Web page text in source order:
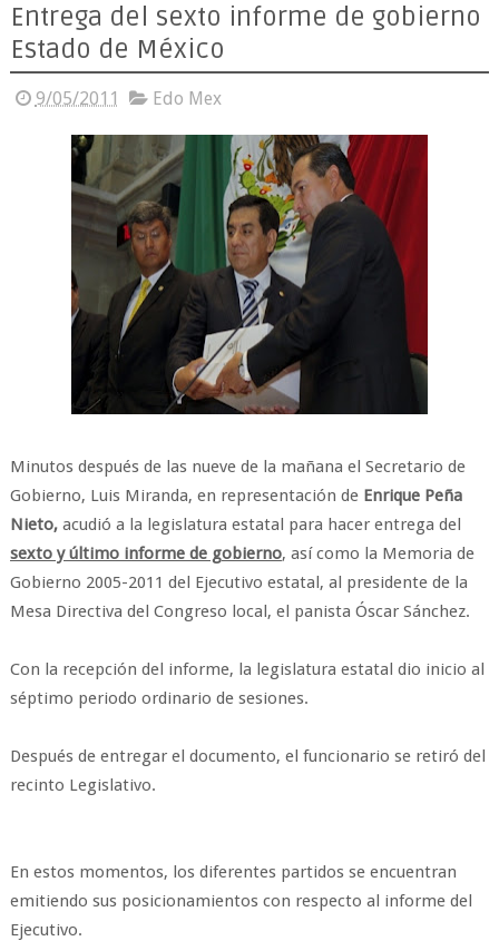
Entrega del sexto informe de gobierno
Estado de México
9/05/2011 Edo Mex
Minutos después de las nueve de la mañana el Secretario de
Gobierno, Luis Miranda, en representación de Enrique Peña
Nieto,acudió a la legislatura estatal para hacer entrega del
sexto y último informe de gobierno, así como la Memoria de
Gobierno 2005-2011 del Ejecutivo estatal, al presidente de la
Mesa Directiva del Congreso local, el panista Óscar Sánchez.
Con la recepción del informe, la legislatura estatal dio inicio al
séptimo periodo ordinario de sesiones.
Después de entregar el documento, el funcionario se retiró del
recinto Legislativo.
En estos momentos, los diferentes partidos se encuentran
emitiendo sus posicionamientos con respecto al informe del
Ejecutivo.